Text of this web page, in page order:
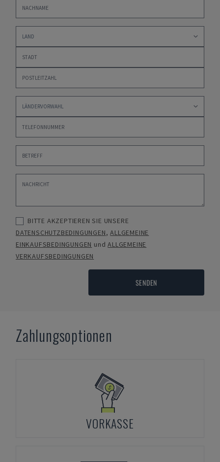
BITTE AKZEPTIEREN SIE UNSERE
DATENSCHUTZBEDINGUNGEN,ALLGEMEINE
EINKAUFSBEDINGUNGEN undALLGEMEINE
VERKAUFSBEDINGUNGEN
SENDEN
Zahlungsoptionen
VORKASSE